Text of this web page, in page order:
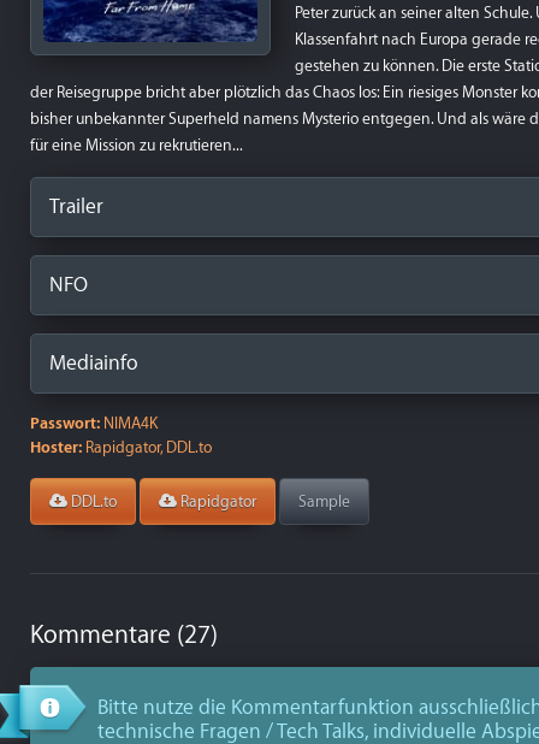
Peter zurück an seiner alten
Klassenfahrt nach Europa gerade
gestehen zu können. Die erste
der Reisegruppe bricht aber plötzlich das Chaos los: Ein riesiges Monster
bisher unbekannter Superheld namens Mysterio entgegen. Und als wäre
für eine Mission zu rekrutieren...
Trailer
NFO
Mediainfo
Passwort: NIMA4K
Hoster: Rapidgator, DDL.to
DDL.to Rapidgator Sample
Kommentare (27)
Bitte nutze die Kommentarfunktion
technische Fragen / Tech Talks, individuelle